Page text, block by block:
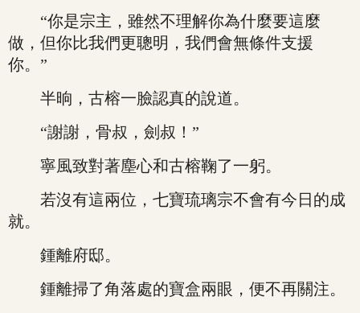
“你是宗主，雖然不理解你為什麼要這麼
做，但你比我們更聰明，我們會無條件支援
你。”
半晌，古榕一臉認真的說道。
“謝謝，骨叔，劍叔！”
寧風致對著塵心和古榕鞠了一躬。
若沒有這兩位，七寶琉璃宗不會有今日的成
就。
鍾離府邸。
鍾離掃了角落處的寶盒兩眼，便不再關注。